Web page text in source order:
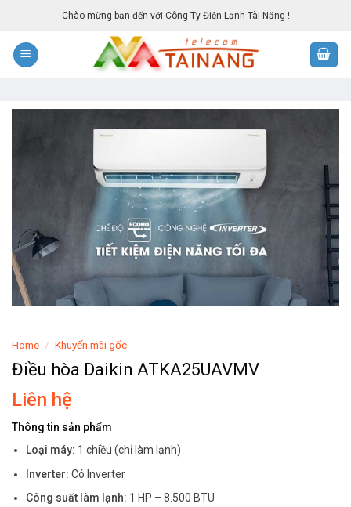
content
Chào mừng bạn đến với Công Ty Điện Lạnh Tài Năng !
Home / Khuyến mãi gốc
Điều hòa Daikin ATKA25UAVMV
Liên hệ
Thông tin sản phẩm
Loại máy: 1 chiều (chỉ làm lạnh)
Inverter:Có Inverter
Công suất làm lạnh: 1 HP – 8.500 BTU